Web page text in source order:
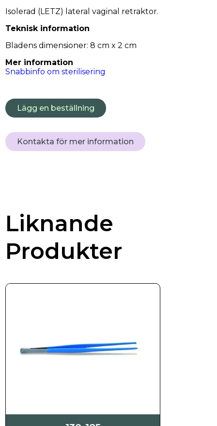
Isolerad (LETZ) lateral vaginal retraktor.
Teknisk information
Bladens dimensioner: 8 cm x 2 cm
Mer information
Snabbinfo om sterilisering
Lägg en beställning
Kontakta för mer information
Liknande
Produkter